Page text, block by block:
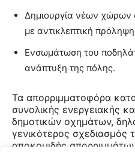
Δημιουργία νέων χώρων
με αντικλεπτική
Ενσωμάτωση του
ανάπτυξη της πόλης.
Τα απορριμματοφόρα
συνολικής ενεργειακής
δημοτικών οχημάτων,
γενικότερος σχεδιασμός
αποκομιδής